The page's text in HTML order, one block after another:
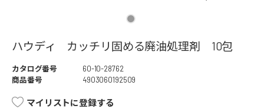
ハウディ カッチリ固める廃油処理剤 10包
カタログ番号
60-10-28762
商品番号
4903060192509
マイリストに登録する